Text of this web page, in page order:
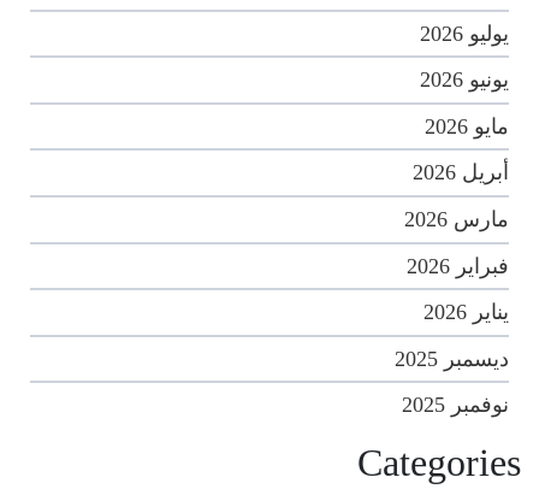
يوليو 2026
يونيو 2026
مايو 2026
أبريل 2026
مارس 2026
فبراير 2026
يناير 2026
ديسمبر 2025
نوفمبر 2025
Categories